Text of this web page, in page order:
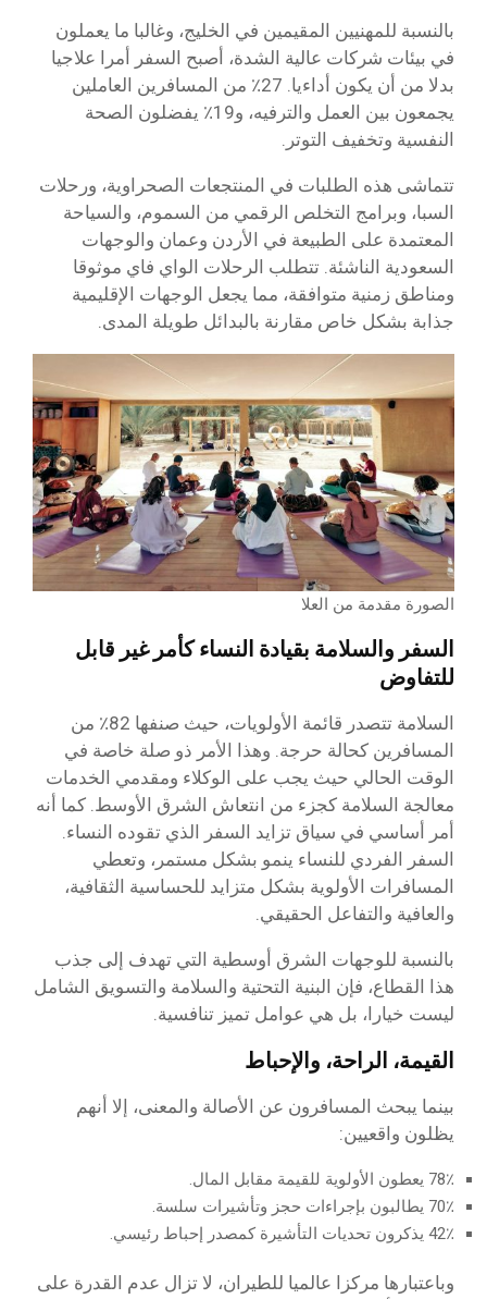
بالنسبة للمهنيين المقيمين في الخليج، وغالبا ما يعملون
في بيئات شركات عالية الشدة، أصبح السفر أمرا علاجيا
بدلا من أن يكون أداءيا. 27٪ من المسافرين العاملين
يجمعون بين العمل والترفيه، و19٪ يفضلون الصحة
النفسية وتخفيف التوتر.
تتماشى هذه الطلبات في المنتجعات الصحراوية، ورحلات
السبا، وبرامج التخلص الرقمي من السموم، والسياحة
المعتمدة على الطبيعة في الأردن وعمان والوجهات
السعودية الناشئة. تتطلب الرحلات الواي فاي موثوقا
ومناطق زمنية متوافقة، مما يجعل الوجهات الإقليمية
جذابة بشكل خاص مقارنة بالبدائل طويلة المدى.
الصورة مقدمة من العلا
السفر والسلامة بقيادة النساء كأمر غير قابل
للتفاوض
السلامة تتصدر قائمة الأولويات، حيث صنفها 82٪ من
المسافرين كحالة حرجة. وهذا الأمر ذو صلة خاصة في
الوقت الحالي حيث يجب على الوكلاء ومقدمي الخدمات
معالجة السلامة كجزء من انتعاش الشرق الأوسط. كما أنه
أمر أساسي في سياق تزايد السفر الذي تقوده النساء.
السفر الفردي للنساء ينمو بشكل مستمر، وتعطي
المسافرات الأولوية بشكل متزايد للحساسية الثقافية،
والعافية والتفاعل الحقيقي.
بالنسبة للوجهات الشرق أوسطية التي تهدف إلى جذب
هذا القطاع، فإن البنية التحتية والسلامة والتسويق الشامل
ليست خيارا، بل هي عوامل تميز تنافسية.
القيمة، الراحة، والإحباط
بينما يبحث المسافرون عن الأصالة والمعنى، إلا أنهم
يظلون واقعيين:
78٪ يعطون الأولوية للقيمة مقابل المال.
70٪ يطالبون بإجراءات حجز وتأشيرات سلسة.
42٪ يذكرون تحديات التأشيرة كمصدر إحباط رئيسي.
وباعتبارها مركزا عالميا للطيران، لا تزال عدم القدرة على